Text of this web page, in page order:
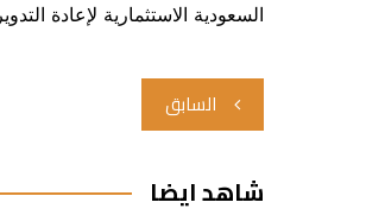
السعودية الاستثمارية لإعادة
تصفّح
المقالات
السابق
شاهد ايضا